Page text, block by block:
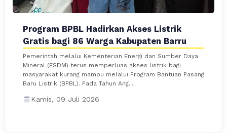
Program BPBL Hadirkan Akses Listrik
Gratis bagi 86 Warga Kabupaten Barru
Pemerintah melalui Kementerian Energi dan Sumber Daya
Mineral (ESDM) terus memperluas akses listrik bagi
masyarakat kurang mampu melalui Program Bantuan Pasang
Baru Listrik (BPBL). Pada Tahun Ang...
Kamis, 09 Juli 2026